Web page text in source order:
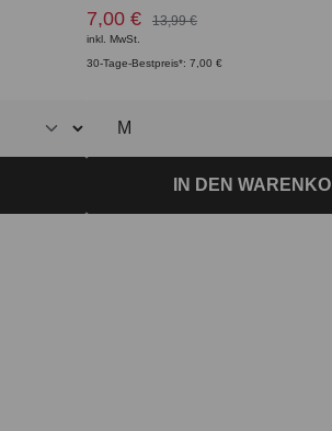
7,00 € 13,99 €
inkl. MwSt.
30-Tage-Bestpreis*: 7,00 €
IN DEN